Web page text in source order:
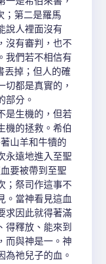
；第二是羅馬
說人裡面沒有
沒有審判，也不
我們若不相信有
丟掉；但人的確
切都是真實的，
部分。
是生機的，但若
機的拯救。希伯
山羊和牛犢的
永遠地進入至聖
要被帶到至聖
；祭司作這事不
。當神看見這血
求因此就得著滿
得釋放、能來到
而與神是一。神
為祂兒子的血。